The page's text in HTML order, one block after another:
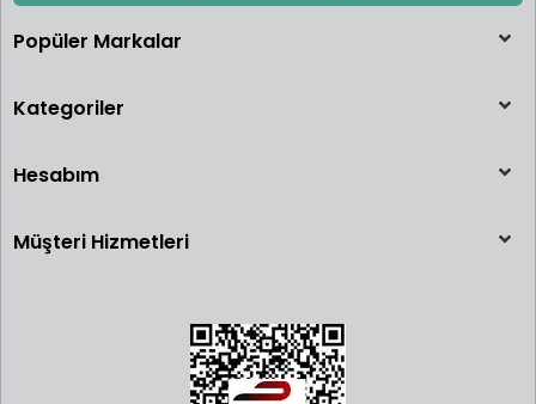
Popüler Markalar
Kategoriler
Hesabım
Müşteri Hizmetleri